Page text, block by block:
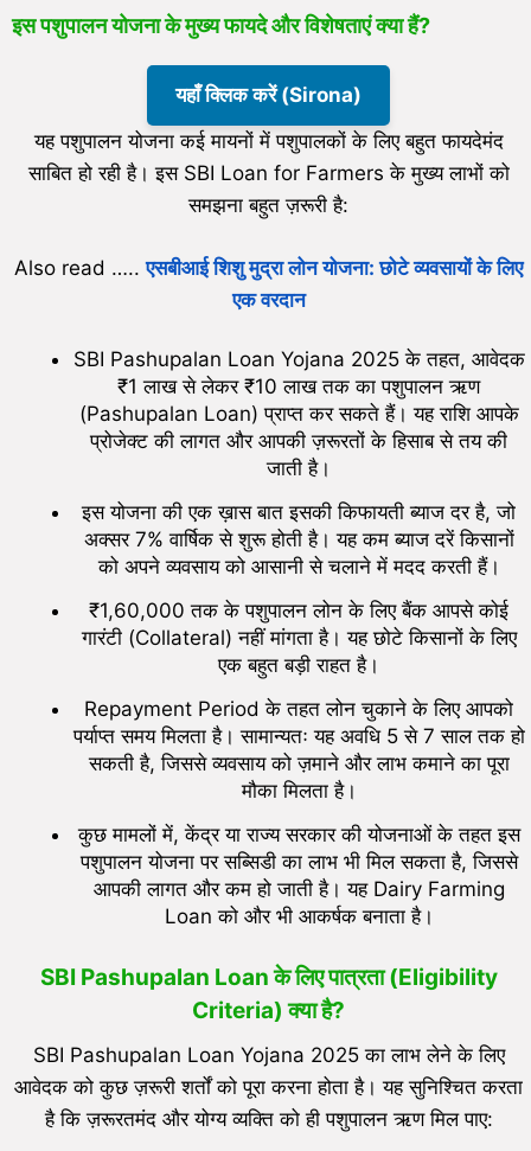
इस पशुपालन योजना के मुख्य फायदे और विशेषताएं क्या हैं?
यहाँ क्लिक करें (Sirona)
यह पशुपालन योजना कई मायनों में पशुपालकों के लिए बहुत फायदेमंद
साबित हो रही है। इस SBI Loan for Farmers के मुख्य लाभों को
समझना बहुत ज़रूरी है:
Also read …..एसबीआई शिशु मुद्रा लोन योजना: छोटे व्यवसायों के लिए
एक वरदान
SBI Pashupalan Loan Yojana 2025 के तहत, आवेदक
₹1 लाख से लेकर ₹10 लाख तक का पशुपालन ऋण
(Pashupalan Loan) प्राप्त कर सकते हैं। यह राशि आपके
प्रोजेक्ट की लागत और आपकी ज़रूरतों के हिसाब से तय की
जाती है।
इस योजना की एक ख़ास बात इसकी किफायती ब्याज दर है, जो
अक्सर 7% वार्षिक से शुरू होती है। यह कम ब्याज दरें किसानों
को अपने व्यवसाय को आसानी से चलाने में मदद करती हैं।
₹1,60,000 तक के पशुपालन लोन के लिए बैंक आपसे कोई
गारंटी (Collateral) नहीं मांगता है। यह छोटे किसानों के लिए
एक बहुत बड़ी राहत है।
Repayment Period के तहत लोन चुकाने के लिए आपको
पर्याप्त समय मिलता है। सामान्यतः यह अवधि 5 से 7 साल तक हो
सकती है, जिससे व्यवसाय को ज़माने और लाभ कमाने का पूरा
मौका मिलता है।
कुछ मामलों में, केंद्र या राज्य सरकार की योजनाओं के तहत इस
पशुपालन योजना पर सब्सिडी का लाभ भी मिल सकता है, जिससे
आपकी लागत और कम हो जाती है। यह Dairy Farming
Loan को और भी आकर्षक बनाता है।
SBI Pashupalan Loan के लिए पात्रता (Eligibility
Criteria) क्या है?
SBI Pashupalan Loan Yojana 2025 का लाभ लेने के लिए
आवेदक को कुछ ज़रूरी शर्तों को पूरा करना होता है। यह सुनिश्चित करता
है कि ज़रूरतमंद और योग्य व्यक्ति को ही पशुपालन ऋण मिल पाए: